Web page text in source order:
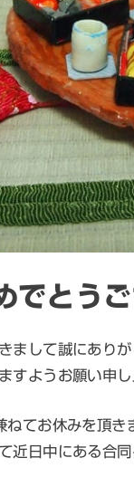
でとう
まして誠にありが
すようお願い申し
てお休みを頂き
近日中にある合